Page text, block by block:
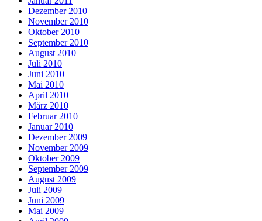
Dezember 2010
November 2010
Oktober 2010
September 2010
August 2010
Juli 2010
Juni 2010
Mai 2010
April 2010
März 2010
Februar 2010
Januar 2010
Dezember 2009
November 2009
Oktober 2009
September 2009
August 2009
Juli 2009
Juni 2009
Mai 2009